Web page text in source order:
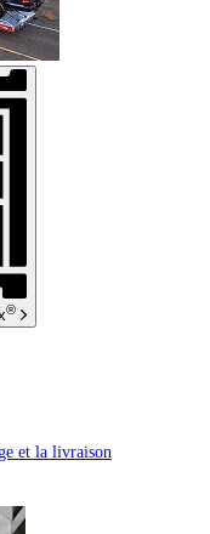
®
et la livraison